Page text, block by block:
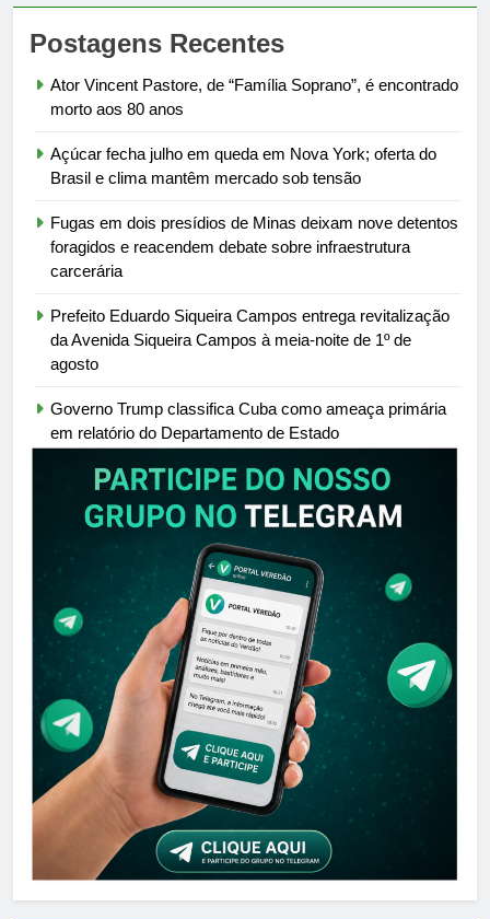
Postagens Recentes
Ator Vincent Pastore, de “Família Soprano”, é encontrado
morto aos 80 anos
Açúcar fecha julho em queda em Nova York; oferta do
Brasil e clima mantêm mercado sob tensão
Fugas em dois presídios de Minas deixam nove detentos
foragidos e reacendem debate sobre infraestrutura
carcerária
Prefeito Eduardo Siqueira Campos entrega revitalização
da Avenida Siqueira Campos à meia-noite de 1º de
agosto
Governo Trump classifica Cuba como ameaça primária
em relatório do Departamento de Estado